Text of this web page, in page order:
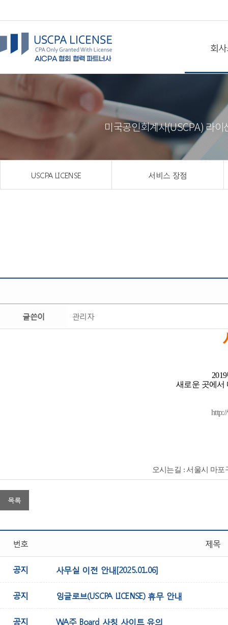
회
미국공인회계사(USCPA) 라
USCPA LICENSE 서비스 장점
글쓴이 관리자
새로운 곳에서
오시는길 : 서울시 마포
목록
번호 제목
공지 사무실 이전 안내[2025.01.06]
공지 잉글로브(USCPA LICENSE) 휴무 안내
공지 WA주 Board 사칭 사이트 유의